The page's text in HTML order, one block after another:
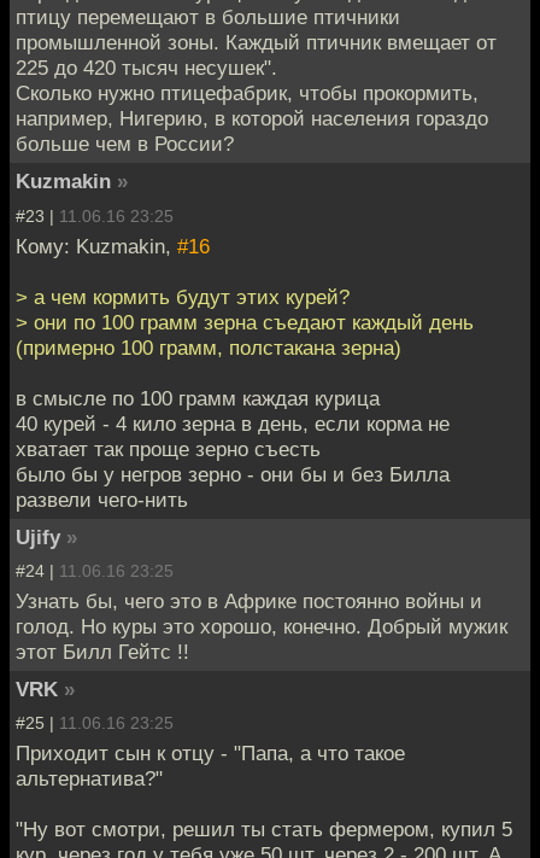
птицу перемещают в большие птичники
промышленной зоны. Каждый птичник вмещает от
225 до 420 тысяч несушек".
Сколько нужно птицефабрик, чтобы прокормить,
например, Нигерию, в которой населения гораздо
больше чем в России?
Kuzmakin »
#23 | 11.06.16 23:25
Кому: Kuzmakin, #16
> а чем кормить будут этих курей?
> они по 100 грамм зерна съедают каждый день
(примерно 100 грамм, полстакана зерна)
в смысле по 100 грамм каждая курица
40 курей - 4 кило зерна в день, если корма не
хватает так проще зерно съесть
было бы у негров зерно - они бы и без Билла
развели чего-нить
Ujify »
#24 | 11.06.16 23:25
Узнать бы, чего это в Африке постоянно войны и
голод. Но куры это хорошо, конечно. Добрый мужик
этот Билл Гейтс !!
VRK »
#25 | 11.06.16 23:25
Приходит сын к отцу - "Папа, а что такое
альтернатива?"
"Ну вот смотри, решил ты стать фермером, купил 5